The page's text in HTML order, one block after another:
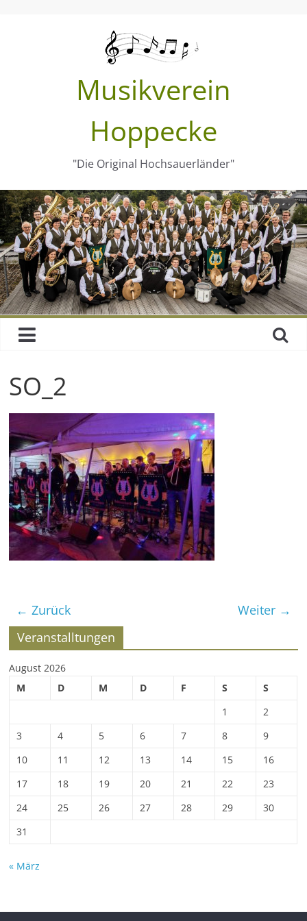
Musikverein
Hoppecke
"Die Original Hochsauerländer"
SO_2
← Zurück
Weiter →
Veranstalltungen
August 2026
M
D M D F S
S
1
2
3
4 5 6 7 8
9
10
11 12 13 14 15
16
17
18 19 20 21 22
23
24
25 26 27 28 29
30
31
« März